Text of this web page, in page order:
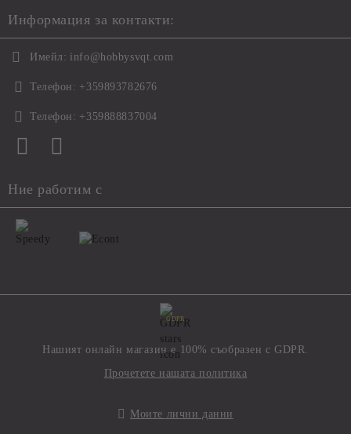
Информация за контакти:
Имейл: info@hobbysvqt.com
Телефон: +359893782676
Телефон: +359888837004
Ние работим с
GDPR
Нашият онлайн магазин е 100% съобразен с GDPR.
Прочетете нашата политика
Моите лични данни